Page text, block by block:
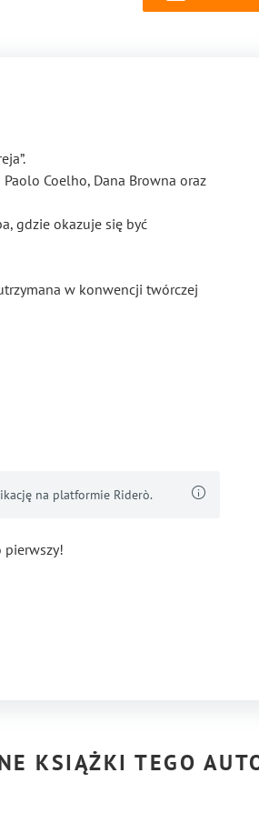
Coelho, Dana Browna oraz
gdzie okazuje się być
w konwencji twórczej
na platformie Riderò.
pierwszy!
KSIĄŻKI TEGO